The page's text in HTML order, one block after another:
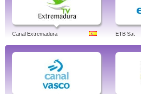
Canal Extremadura ETB Sat